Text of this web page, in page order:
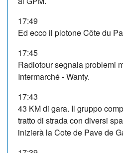
17:49
Ed ecco il plotone Côte du
17:45
Radiotour segnala problemi
Intermarché - Wanty.
17:43
43 KM di gara. Il gruppo
tratto di strada con diversi
inizierà la Cote de Pave de